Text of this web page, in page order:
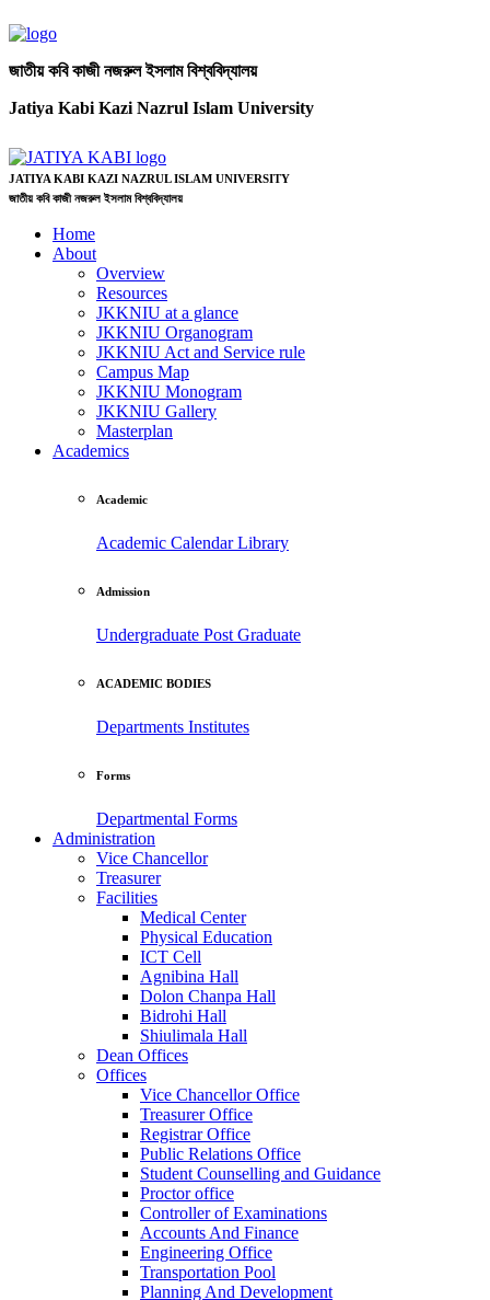
জাতীয় কবি কাজী নজরুল ইসলাম বিশ্ববিদ্যালয়
Jatiya Kabi Kazi Nazrul Islam University
JATIYA KABI KAZI NAZRUL ISLAM UNIVERSITY
জাতীয় কবি কাজী নজরুল ইসলাম বিশ্ববিদ্যালয়
Home
About
Overview
Resources
JKKNIU at a glance
JKKNIU Organogram
JKKNIU Act and Service rule
Campus Map
JKKNIU Monogram
JKKNIU Gallery
Masterplan
Academics
Academic
Academic CalendarLibrary
Admission
Undergraduate Post Graduate
ACADEMIC BODIES
Departments Institutes
Forms
Departmental Forms
Administration
Vice Chancellor
Treasurer
Facilities
Medical Center
Physical Education
ICT Cell
Agnibina Hall
Dolon Chanpa Hall
Bidrohi Hall
Shiulimala Hall
Dean Offices
Offices
Vice Chancellor Office
Treasurer Office
Registrar Office
Public Relations Office
Student Counselling and Guidance
Proctor office
Controller of Examinations
Accounts And Finance
Engineering Office
Transportation Pool
Planning And Development